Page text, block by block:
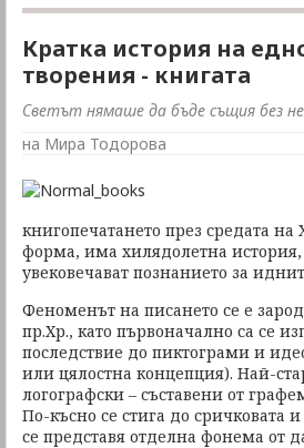
Кратка история на
творения - книгата
Светът нямаше да бъде същия без
на Мира Тодорова
книгопечатането през средата
форма, има хилядолетна история,
увековечават познанието за
Феноменът на писането се е
пр.Хр., като първоначално са се
последствие до пиктограми и
или цялостна концепция). Най-
логографски – съставени от
По-късно се стига до сричковата
се представя отделна фонема от